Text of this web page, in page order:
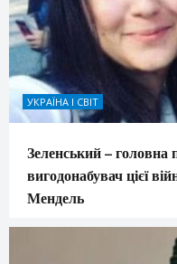
УКРАЇНА І СВІТ
Зеленський – головна
вигодонабувач цієї
Мендель